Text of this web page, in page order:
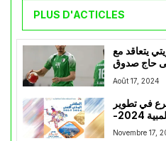
PLUS D'ACTICLES
يتعاقد مع
حاج صدوق
Août 17, 2024
في تطوير
منظومتها استعداداً للعهدة الأولمبية 2024-
2028
Novembre 17,